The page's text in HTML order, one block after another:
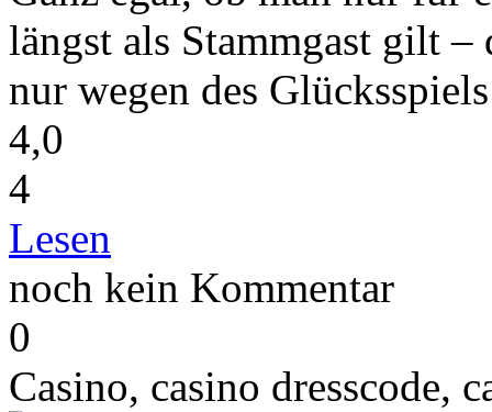
längst als Stammgast gilt
nur wegen des
4,0
4
Lesen
noch kein Kommentar
0
Casino, casino dresscode,